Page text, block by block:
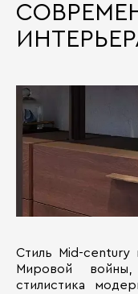
Стиль Mid-
Мировой
стилистика